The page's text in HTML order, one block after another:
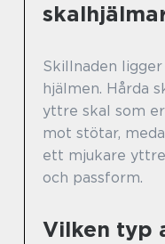
Skillnaden
hjälmen. Hårda
yttre skal som
mot stötar,
ett mjukare
och passform.
Vilken typ